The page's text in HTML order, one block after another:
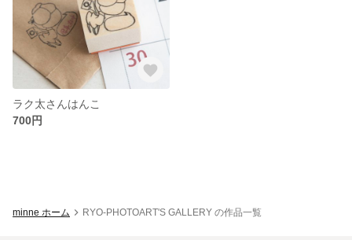
ラク太さんはんこ
700円
minne ホーム RYO-PHOTOART'S GALLERY の作品一覧